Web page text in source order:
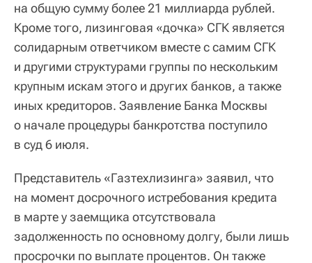
на общую сумму более 21 миллиарда рублей.
Кроме того, лизинговая «дочка» СГК является
солидарным ответчиком вместе с самим СГК
и другими структурами группы по нескольким
крупным искам этого и других банков, а также
иных кредиторов. Заявление Банка Москвы
о начале процедуры банкротства поступило
в суд 6 июля.
Представитель «Газтехлизинга» заявил, что
на момент досрочного истребования кредита
в марте у заемщика отсутствовала
задолженность по основному долгу, были лишь
просрочки по выплате процентов. Он также